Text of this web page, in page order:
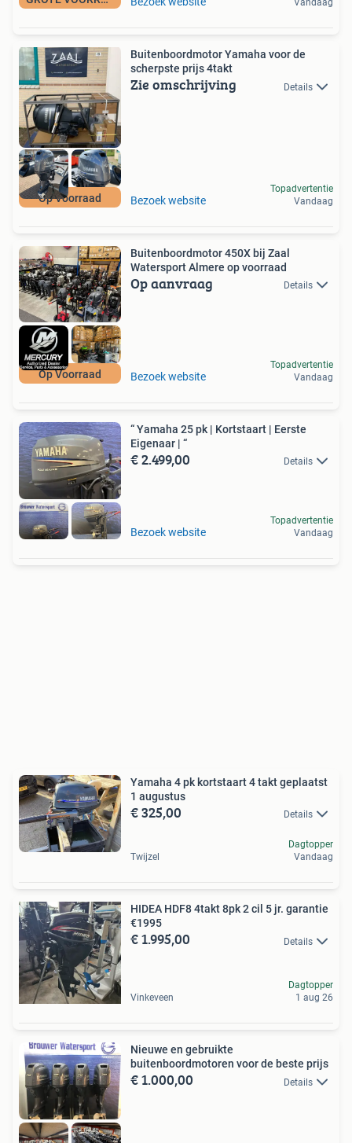
Vandaag
Op Voorraad
Buitenboordmotor Yamaha voor de
scherpste prijs 4takt
Zie omschrijving Details
Bezoek website
Topadvertentie
Vandaag
Op Voorraad
Buitenboordmotor 450X bij Zaal
Watersport Almere op voorraad
Op aanvraag Details
Bezoek website
Topadvertentie
Vandaag
“ Yamaha 25 pk | Kortstaart | Eerste
Eigenaar | “
€ 2.499,00 Details
Bezoek website
Topadvertentie
Vandaag
Yamaha 4 pk kortstaart 4 takt geplaatst
1 augustus
€ 325,00 Details
Twijzel
Dagtopper
Vandaag
HIDEA HDF8 4takt 8pk 2 cil 5 jr. garantie
€1995
€ 1.995,00 Details
Vinkeveen
Dagtopper
1 aug 26
Nieuwe en gebruikte
buitenboordmotoren voor de beste prijs
€ 1.000,00 Details